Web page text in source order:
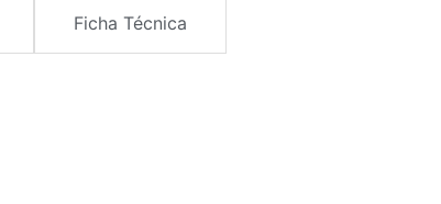
Ficha Técnica